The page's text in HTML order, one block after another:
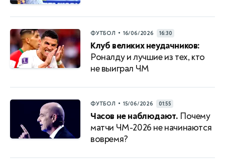
ФУТБОЛ • 16/06/2026 16:30
Клуб великих неудачников:
Роналду и лучшие из тех, кто
не выиграл ЧМ
ФУТБОЛ • 15/06/2026 01:55
Часов не наблюдают. Почему
матчи ЧМ-2026 не начинаются
вовремя?